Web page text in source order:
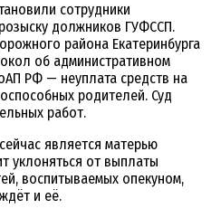
сотрудники
должников ГУФССП.
района Екатеринбурга
об административном
РФ — неуплата средств на
родителей. Суд
работ.
является матерью
уклоняться от выплаты
воспитываемых опекуном,
и её.